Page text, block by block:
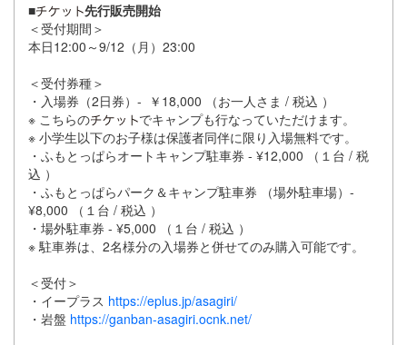
■
先行販売開始
＜受付期間＞
本日12:00～9/12（月）23:00
＜受付券種＞
・入場券（2日券）- ￥18,000 （お一人さま / 税込 ）
※ こちらの
でキャンプも行なっていただけます。
※ 小学生以下のお子様は保護者同伴に限り入場無料です。
・ふもとっぱらオートキャンプ駐車券 - ¥12,000 （１台 / 税
込 ）
・ふもとっぱらパーク＆キャンプ駐車券 （場外駐車場）-
¥8,000 （１台 / 税込 ）
・場外駐車券 - ¥5,000 （１台 / 税込 ）
※ 駐車券は、2名様分の入場券と併せてのみ購入可能です。
＜受付＞
・イープラス https://eplus.jp/asagiri/
・岩盤 https://ganban-asagiri.ocnk.net/